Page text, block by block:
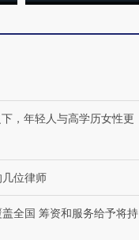
，年轻人与高学历女性更
位律师
全国 筹资和服务给予将持